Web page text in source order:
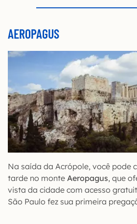
AEROPAGUS
Na saída da Acrópole, você pode
tarde no monte Aeropagus, que
vista da cidade com acesso
São Paulo fez sua primeira